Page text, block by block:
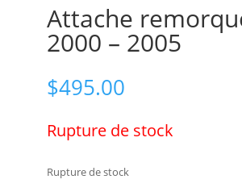
Attache
2000 – 2005
$495.00
Rupture de stock
Rupture de stock